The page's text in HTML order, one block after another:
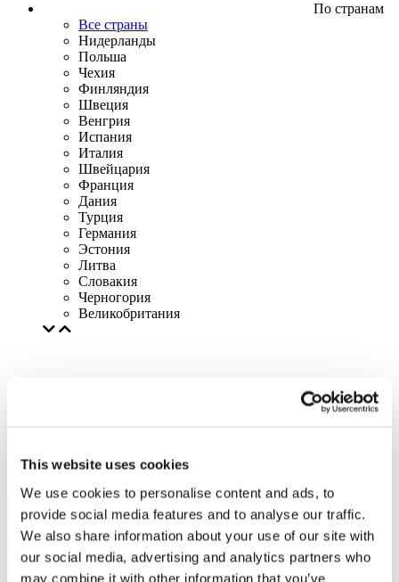
This website uses cookies
We use cookies to personalise content and ads, to
provide social media features and to analyse our traffic.
We also share information about your use of our site with
our social media, advertising and analytics partners who
may combine it with other information that you’ve
По странам
Все страны
Нидерланды
Польша
Чехия
Финляндия
Швеция
Венгрия
Испания
Италия
Швейцария
Франция
Дания
Турция
Германия
Эстония
Литва
Словакия
Черногория
Великобритания